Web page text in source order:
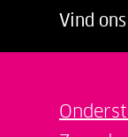
Vind